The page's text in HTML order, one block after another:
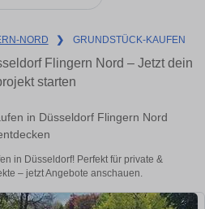
NORD ❯ GRUNDSTÜCK-KAUFEN
Flingern Nord – Jetzt dein
starten
in Düsseldorf Flingern Nord
in Düsseldorf! Perfekt für private &
– jetzt Angebote anschauen.